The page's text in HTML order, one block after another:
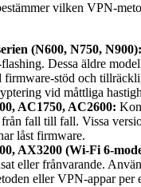
vilken VPN-
(N600, N750, N900):
Dessa äldre
firmware-stöd och
vid måttliga
AC1750, AC2600:
fall till fall. Vissa
låst firmware.
AX3200 (Wi-Fi 6-
eller frånvarande.
eller VPN-appar per